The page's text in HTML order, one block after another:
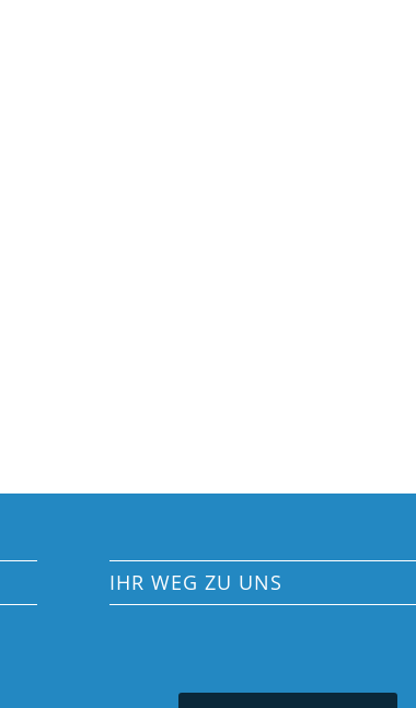
IHR WEG ZU UNS